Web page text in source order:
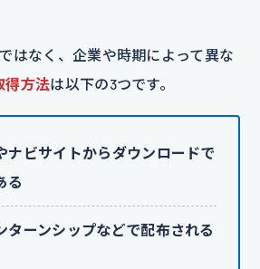
はなく、企業や時期によって異な
得方法は以下の3つです。
ナビサイトからダウンロードで
る
ターンシップなどで配布される